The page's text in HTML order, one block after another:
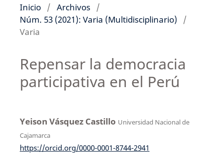
Inicio / Archivos /
Núm. 53 (2021): Varia (Multidisciplinario)
/
Varia
Repensar la democracia
participativa en el Perú
Yeison Vásquez Castillo Universidad Nacional de
Cajamarca
https://orcid.org/0000-0001-8744-2941